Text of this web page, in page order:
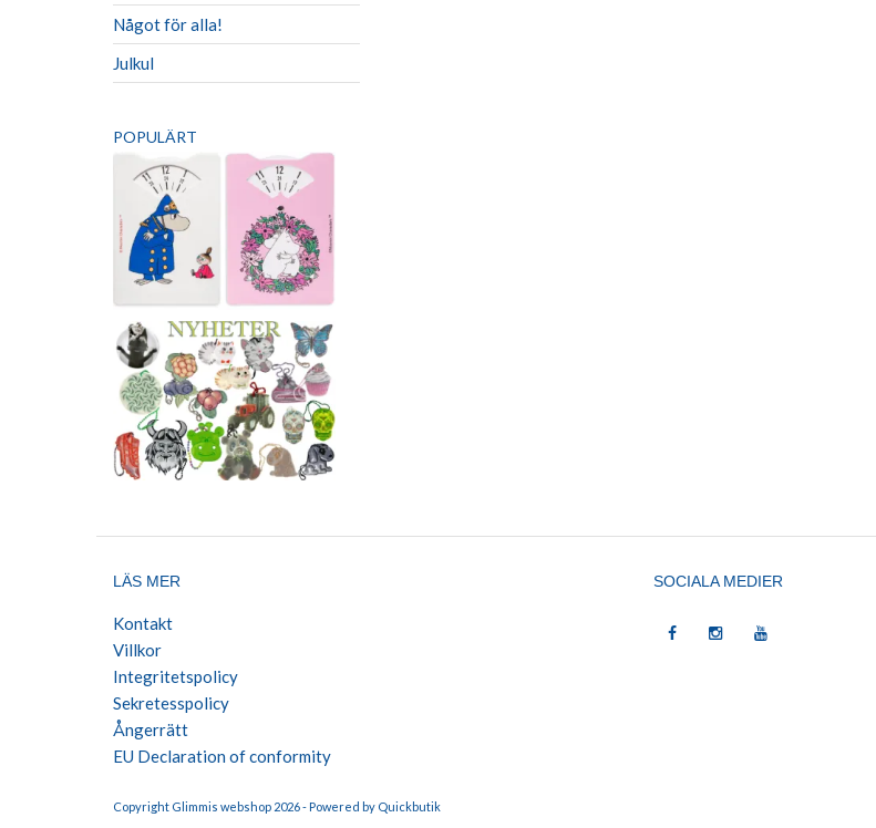
Något för alla!
Julkul
POPULÄRT
LÄS MER
Kontakt
Villkor
Integritetspolicy
Sekretesspolicy
Ångerrätt
EU Declaration of conformity
SOCIALA MEDIER
Copyright Glimmis webshop 2026 -Powered by Quickbutik